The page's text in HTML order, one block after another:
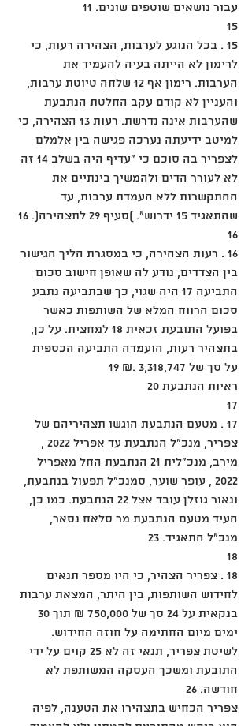
עבור נושאים שוטפים שונים. 11
15
15 . בכל הנוגע לערבות, הצהירה רעות, כי
לרימון לא הייתה בעיה להעמיד את
הערבות. רימון אף 12 שלחה טיוטת ערבות,
והעניין לא קודם עקב החלטת הנתבעת
שהערבות אינה נדרשת. רעות 13 הצהירה, כי
למיטב ידיעתה נערכה פגישה בין אלמלם
לצפריר בה סוכם כי "עדיף היה בשלב 14 זה
לא לעורר הדים ולהמשיך בינתיים את
ההתקשרות ללא העמדת ערבות, עד
שהתאגיד 15 ידרוש". )סעיף 29 לתצהירה(. 16
16
16 . רעות הצהירה, כי במסגרת הליך הגישור
בין הצדדים, נודע לה שאופן חישוב סכום
התביעה 17 היה שגוי, כך שבתביעה נתבע
סכום הרווח המלא של השותפות כאשר
בפועל התובעת זכאית 18 למחצית. על כן,
בתצהיר רעות, הועמדה התביעה הכספית
על סך של 3,318,747 .₪ 19
ראיות הנתבעת 20
17
17 . מטעם הנתבעת הוגשו תצהיריהם של
צפריר, מנכ"ל הנתבעת עד אפריל 2022 ,
מירב, מנכ"לית 21 הנתבעת החל מאפריל
2022 , עופר שוער, סמנכ"ל תפעול בנתבעת,
ונאור גוזלן עובד אצל 22 הנתבעת. כמו כן,
העיד מטעם הנתבעת מר סלאח נסאר,
מנכ"ל התאגיד. 23
18
18 . צפריר הצהיר, כי היו מספר תנאים
לחידוש השותפות, בין היתר, המצאת ערבות
ימים מיום החתימה על חוזה החידוש.
לשיטת צפריר, תנאי זה לא 25 קוים על ידי
התובעת ומשכך העסקה המשותפת לא
חודשה. 26
צפריר הכחיש בתצהירו את הטענה, לפיה